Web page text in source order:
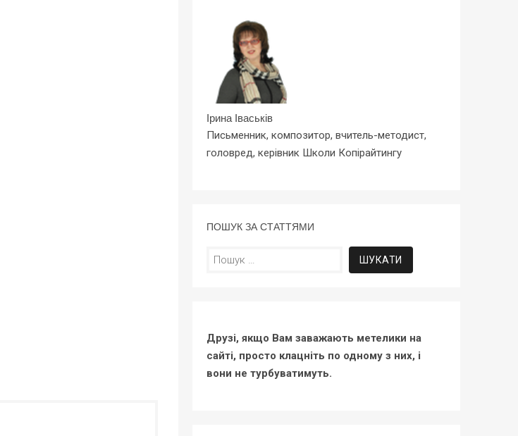
Ірина Іваськів
Письменник, композитор, вчитель-методист,
головред, керівник Школи Копірайтингу
ПОШУК ЗА СТАТТЯМИ
Пошук:
Друзі, якщо Вам заважають метелики на
сайті, просто клацніть по одному з них, і
вони не турбуватимуть.